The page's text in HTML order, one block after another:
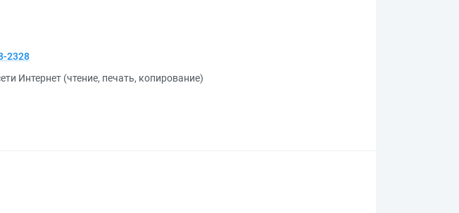
2328
Интернет (чтение, печать, копирование)